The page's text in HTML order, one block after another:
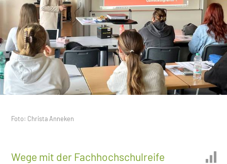
Foto: Christa Anneken
Wege mit der Fachhochschulreife